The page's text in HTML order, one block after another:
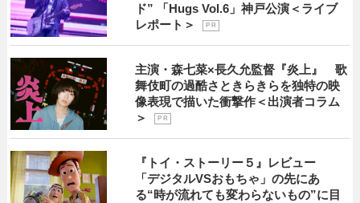
ド” 「Hugs Vol.6」神戸公演＜ライブ
レポート＞
P R
主演・森七菜×長久允監督『炎上』 歌
舞伎町の過酷さときらきらを独特の映
像表現で描いた衝撃作＜出演者コラム
＞
P R
『トイ・ストーリー５』レビュー
「デジタルVSおもちゃ」の先にあ
る“時が流れても変わらないもの”に目